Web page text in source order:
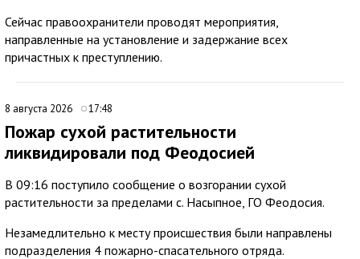
Сейчас правоохранители проводят мероприятия,
направленные на установление и задержание всех
причастных к преступлению.
8 августа 2026 17:48
Пожар сухой растительности
ликвидировали под Феодосией
В 09:16 поступило сообщение о возгорании сухой
растительности за пределами с. Насыпное, ГО Феодосия.
Незамедлительно к месту происшествия были направлены
подразделения 4 пожарно-спасательного отряда.